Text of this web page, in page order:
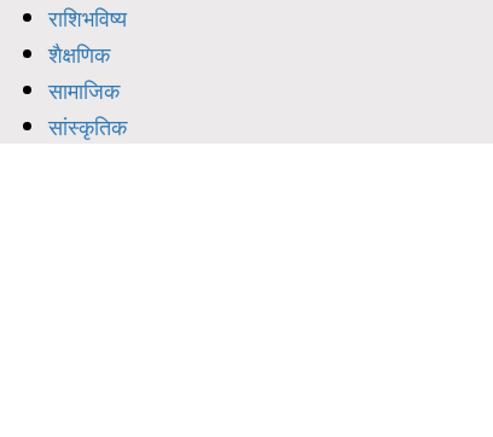
राशिभविष्य
शैक्षणिक
सामाजिक
सांस्कृतिक